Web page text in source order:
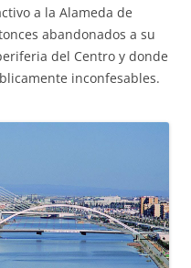
a la Alameda de
abandonados a su
del Centro y donde
inconfesables.